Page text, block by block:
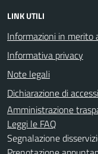
LINK UTILI
Informazioni in
Informativa privacy
Note legali
Dichiarazione di
Amministrazione
Leggi le FAQ
Segnalazione